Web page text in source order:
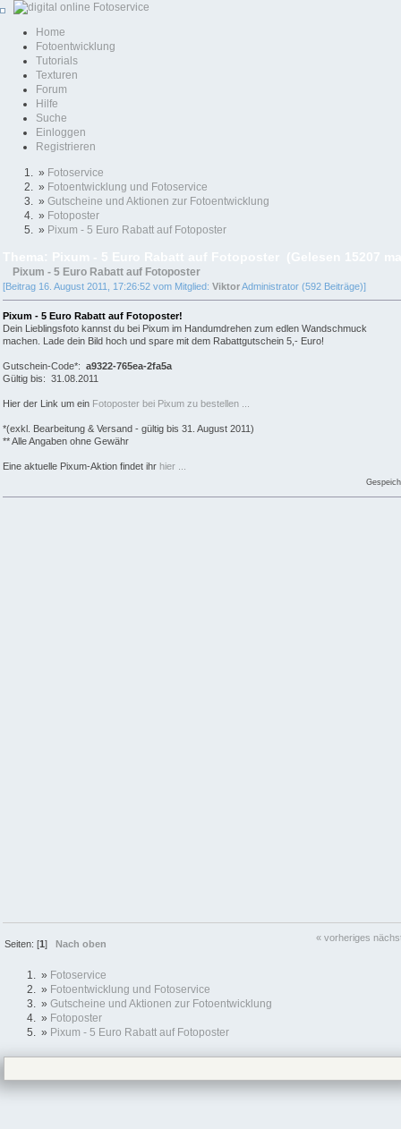
Home
Fotoentwicklung
Tutorials
Texturen
Forum
Hilfe
Suche
Einloggen
Registrieren
» Fotoservice
» Fotoentwicklung und Fotoservice
» Gutscheine und Aktionen zur Fotoentwicklung
» Fotoposter
» Pixum - 5 Euro Rabatt auf Fotoposter
Pixum - 5 Euro Rabatt auf Fotoposter
[Beitrag 16. August 2011, 17:26:52 vom Mitglied: ViktorAdministrator (592 Beiträge)]
Pixum - 5 Euro Rabatt auf Fotoposter!
Dein Lieblingsfoto kannst du bei Pixum im Handumdrehen zum edlen Wandschmuck
machen. Lade dein Bild hoch und spare mit dem Rabattgutschein 5,- Euro!
Gutschein-Code*: a9322-765ea-2fa5a
Gültig bis: 31.08.2011
Hier der Link um ein Fotoposter bei Pixum zu bestellen ...
*(exkl. Bearbeitung & Versand - gültig bis 31. August 2011)
** Alle Angaben ohne Gewähr
Eine aktuelle Pixum-Aktion findet ihr hier ...
Seiten: [1]Nach oben
« vorheriges
» Fotoservice
» Fotoentwicklung und Fotoservice
» Gutscheine und Aktionen zur Fotoentwicklung
» Fotoposter
» Pixum - 5 Euro Rabatt auf Fotoposter